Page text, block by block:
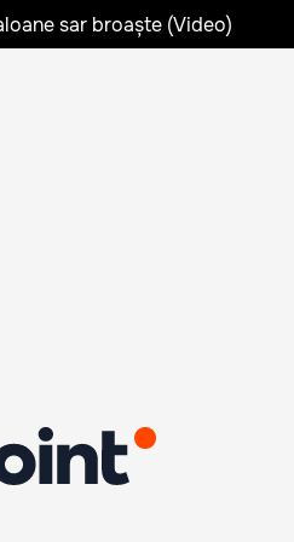
sar broaște (Video)